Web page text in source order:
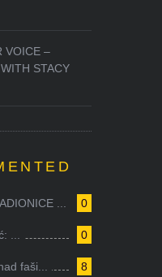
VOICE –
STACY
0
...
0
...
8
faši...